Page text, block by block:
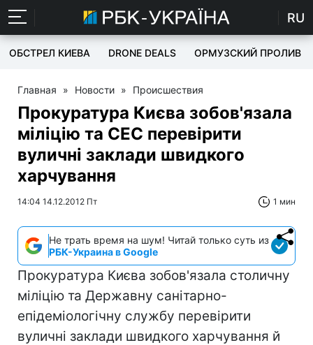
RU
ОБСТРЕЛ КИЕВА DRONE DEALS ОРМУЗСКИЙ ПРОЛИВ
Главная » Новости » Происшествия
Прокуратура Києва зобов'язала
міліцію та СЕС перевірити
вуличні заклади швидкого
харчування
14:04 14.12.2012 Пт 1 мин
Не трать время на шум! Читай только суть из
РБК-Украина в Google
Прокуратура Києва зобов'язала столичну
міліцію та Державну санiтарно-
епiдемiологiчну службу перевірити
вуличні заклади швидкого харчування й